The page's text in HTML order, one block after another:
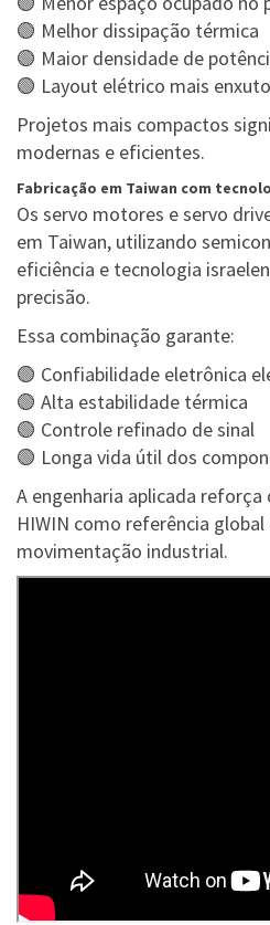
🟢 Melhor dissipação térmica
🟢 Maior densidade de
🟢 Layout elétrico mais enxuto
Projetos mais compactos
modernas e eficientes.
Fabricação em Taiwan com
Os servo motores e servo
em Taiwan, utilizando
eficiência e tecnologia
precisão.
Essa combinação garante:
🟢 Confiabilidade eletrônica
🟢 Alta estabilidade térmica
🟢 Controle refinado de sinal
🟢 Longa vida útil dos
A engenharia aplicada
HIWIN como referência
movimentação industrial.